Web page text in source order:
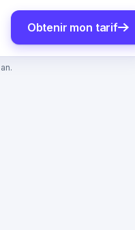
Obtenir mon tarif